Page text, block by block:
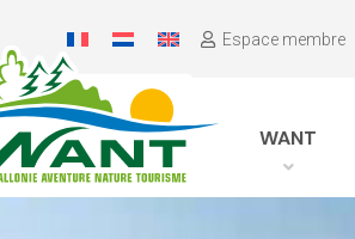
Espace membre
WANT